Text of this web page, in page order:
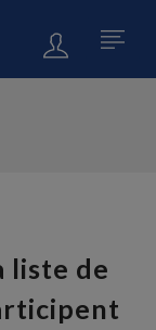
liste de